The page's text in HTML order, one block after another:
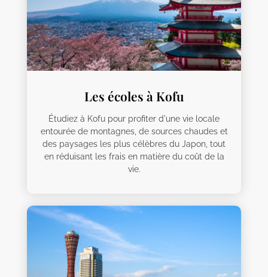
Les écoles à Kofu
Étudiez à Kofu pour profiter d'une vie locale
entourée de montagnes, de sources chaudes et
des paysages les plus célèbres du Japon, tout
en réduisant les frais en matière du coût de la
vie.